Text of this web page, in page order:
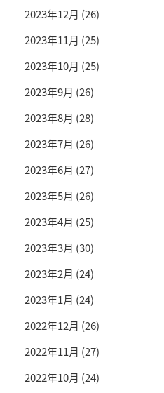
2023年12月 (26)
2023年11月 (25)
2023年10月 (25)
2023年9月 (26)
2023年8月 (28)
2023年7月 (26)
2023年6月 (27)
2023年5月 (26)
2023年4月 (25)
2023年3月 (30)
2023年2月 (24)
2023年1月 (24)
2022年12月 (26)
2022年11月 (27)
2022年10月 (24)